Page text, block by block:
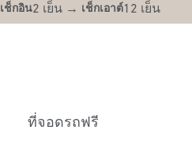
เช็กอิน2 เย็น → เช็กเอาต์12 เย็น
ที่จอดรถฟรี